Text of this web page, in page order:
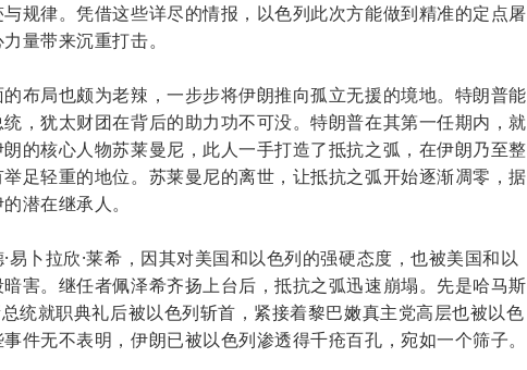
规律。凭借这些详尽的情报，以色列此次方能做到精准的定点屠
量带来沉重打击。
布局也颇为老辣，一步步将伊朗推向孤立无援的境地。特朗普能
，犹太财团在背后的助力功不可没。特朗普在其第一任期内，就
的核心人物苏莱曼尼，此人一手打造了抵抗之弧，在伊朗乃至整
足轻重的地位。苏莱曼尼的离世，让抵抗之弧开始逐渐凋零，据
潜在继承人。
易卜拉欣·莱希，因其对美国和以色列的强硬态度，也被美国和以
害。继任者佩泽希齐扬上台后，抵抗之弧迅速崩塌。先是哈马斯
统就职典礼后被以色列斩首，紧接着黎巴嫩真主党高层也被以色
件无不表明，伊朗已被以色列渗透得千疮百孔，宛如一个筛子。